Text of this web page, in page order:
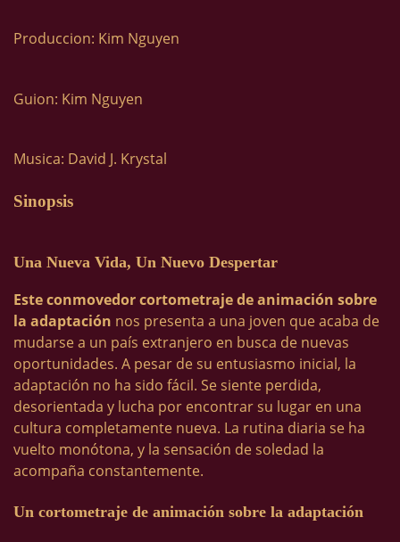
Produccion: Kim Nguyen
Guion: Kim Nguyen
Musica: David J. Krystal
Sinopsis
Una Nueva Vida, Un Nuevo Despertar
Este conmovedor cortometraje de animación sobre
la adaptación nos presenta a una joven que acaba de
mudarse a un país extranjero en busca de nuevas
oportunidades. A pesar de su entusiasmo inicial, la
adaptación no ha sido fácil. Se siente perdida,
desorientada y lucha por encontrar su lugar en una
cultura completamente nueva. La rutina diaria se ha
vuelto monótona, y la sensación de soledad la
acompaña constantemente.
Un cortometraje de animación sobre la adaptación